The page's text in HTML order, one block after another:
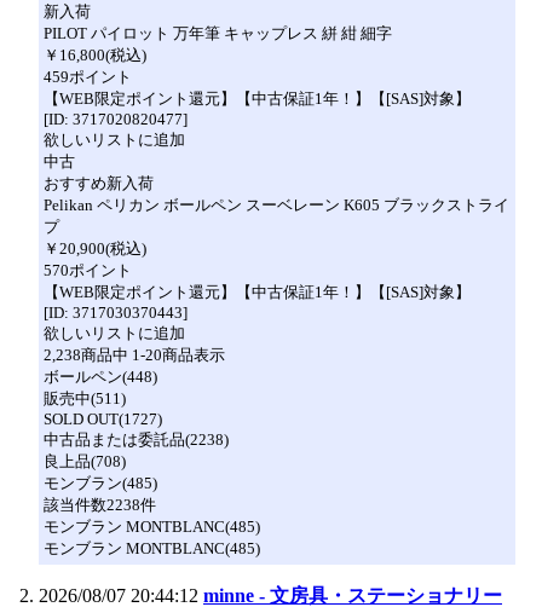
新入荷
PILOT パイロット 万年筆 キャップレス 絣 紺 細字
￥16,800(税込)
459ポイント
【WEB限定ポイント還元】【中古保証1年！】【[SAS]対象】
[ID: 3717020820477]
欲しいリストに追加
中古
おすすめ新入荷
Pelikan ペリカン ボールペン スーベレーン K605 ブラックストライ
プ
￥20,900(税込)
570ポイント
【WEB限定ポイント還元】【中古保証1年！】【[SAS]対象】
[ID: 3717030370443]
欲しいリストに追加
2,238商品中 1-20商品表示
ボールペン(448)
販売中(511)
SOLD OUT(1727)
中古品または委託品(2238)
良上品(708)
モンブラン(485)
該当件数2238件
モンブラン MONTBLANC(485)
モンブラン MONTBLANC(485)
2026/08/07 20:44:12 minne - 文房具・ステーショナリー